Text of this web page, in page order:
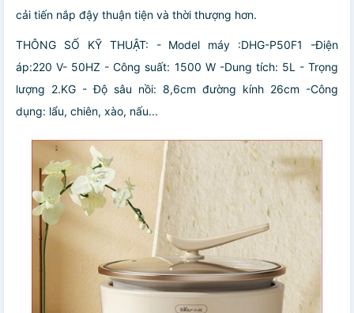
cải tiến nắp đậy thuận tiện và thời thượng hơn.
THÔNG SỐ KỸ THUẬT: - Model máy :DHG-P50F1 -Điện
áp:220 V- 50HZ - Công suất: 1500 W -Dung tích: 5L - Trọng
lượng 2.KG - Độ sâu nồi: 8,6cm đường kính 26cm -Công
dụng: lẩu, chiên, xào, nấu...